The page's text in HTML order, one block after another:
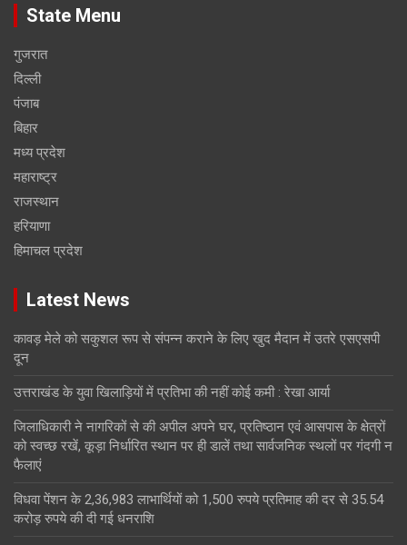
State Menu
गुजरात
दिल्ली
पंजाब
बिहार
मध्य प्रदेश
महाराष्ट्र
राजस्थान
हरियाणा
हिमाचल प्रदेश
Latest News
कावड़ मेले को सकुशल रूप से संपन्न कराने के लिए खुद मैदान में उतरे एसएसपी
दून
उत्तराखंड के युवा खिलाड़ियों में प्रतिभा की नहीं कोई कमी : रेखा आर्या
जिलाधिकारी ने नागरिकों से की अपील अपने घर, प्रतिष्ठान एवं आसपास के क्षेत्रों
को स्वच्छ रखें, कूड़ा निर्धारित स्थान पर ही डालें तथा सार्वजनिक स्थलों पर गंदगी न
फैलाएं
विधवा पेंशन के 2,36,983 लाभार्थियों को 1,500 रुपये प्रतिमाह की दर से 35.54
करोड़ रुपये की दी गई धनराशि